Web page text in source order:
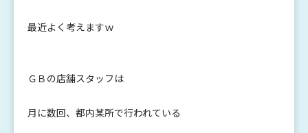
最近よく考えますｗ
ＧＢの店舗スタッフは
月に数回、都内某所で行われている